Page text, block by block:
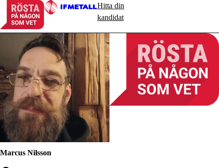
Hitta din
kandidat
Marcus Nilsson